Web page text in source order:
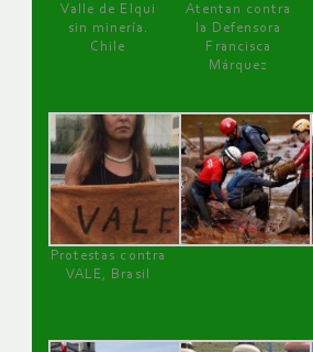
Valle de Elqui
sin minería.
Chile
Atentan contra
la Defensora
Francisca
Márquez
Protestas contra
VALE, Brasil